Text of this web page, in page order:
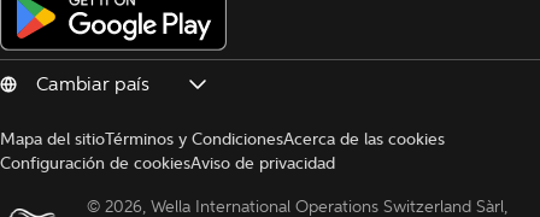
Mapa del sitioTérminos y CondicionesAcerca de las cookies
Configuración de cookiesAviso de privacidad
© 2026, Wella International Operations Switzerland Sàrl,